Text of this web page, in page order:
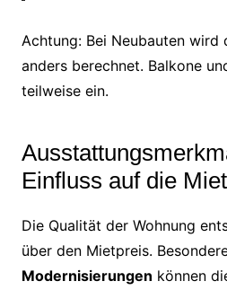
Achtung: Bei Neubauten wird
anders berechnet. Balkone
teilweise ein.
Einfluss auf die
Die Qualität der Wohnung
über den Mietpreis.
Modernisierungen können